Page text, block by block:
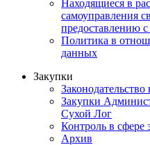
Находящиеся в
самоуправления
предоставлению
Политика в
данных
Закупки
Законодательство
Закупки
Сухой Лог
Контроль в сфере
Архив